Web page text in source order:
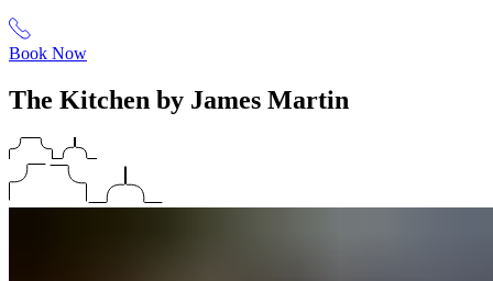
Book Now
The Kitchen by James Martin​​​​‌ ‍ ​‍​‍‌‍ ‌ ​‍‌‍‍‌‌‍‌ ‌‍‍‌‌‍ ‍​‍​‍​ ‍‍​‍​‍‌ ​ ‌‍​‌‌‍ ‍‌‍‍‌‌ ‌​‌ ‍‌​‍ ‍‌‍‍‌‌‍ ​‍​‍​‍ ​​‍​‍‌‍‍​‌ ​‍‌‍‌‌‌‍‌‍​‍​‍​ ‍‍​‍​‍‌‍‍​‌ ‌​‌ ‌​‌ ​​‌ ​ ​ ‍‍​‍ ​‍ ‌‍ ​​‍ ‌‌‍​‌‌‍ ‍‌‍‌​​‍ ‌‌ ​‍​‍ ‌‌‍‍​‌‍ ‌ ‌​‌‍‌‌‌‍ ​‌ ​ ​‍ ‌‌ ​ ‌ ‌​‌ ‌‌‌‍‌​‌‍‍‌‌‍ ​‍ ‍‌ ‌‍‌‍‌‌‌ ​‍‌‍​ ‌‍‌‌‌‍ ​​‍ ‍‌‍​‌‌ ​​‌ ​​​‍ ‌‍‍‌‌‍ ‍‌ ‌​‌‍‌‌‌‍ ‍‌ ‌​​‍ ‌‍‌‌‌‍‌​‌‍‍‌‌ ‌​​‍ ‌‍ ‌‌‍ ‌‍‌​‌‍‌‌​ ‌‌ ​​‌ ​‍‌‍‌‌‌ ​ ‌‍‌‌‌‍ ‍‌ ‌​‌‍​‌‌ ‌​‌‍‍‌‌‍ ‌‍ ‍​ ‍ ‌‍‍‌‌‍‌​​ ‌‌‍​‍​ ‍‌‌‍​‌​ ‌‍​ ‌‌​ ‌ ‌‍‌‌​ ‌‌​‍ ‌​ ​‍‌‍‌​​ ‌‌​ ‍‌​‍ ‌​ ‌​‌‍​‍‌‍​ ​ ​‍​‍ ‌​ ‍​​ ‍‌​ ​ ​ ‌ ​‍ ‌‌‍​‌‌‍​‌​ ‍​‌‍‌‍‌‍‌‍‌‍​‌​ ‍‌‌‍​ ​ ‌‌‌‍‌‌​ ‌ ‌‍​‌​ ‍ ‌ ‌​‌ ‍‌‌ ​​‌‍‌‌​ ‌‌‍‍​‌‍ ‌ ‌​‌‍‌‌‌‍ ​‌‌​ ‌‍‍‌‌ ‌​‌‍‌‌‌‌​​‌‍​‌‌‍‌ ‌‍‌‌​ ‍ ‌ ​​‌‍​‌‌ ‌​‌‍‍​​ ‌‌ ​​‌‍​‌‌‍‌ ‌‍‌‌‌​​‍‌ ‌‌‌‍‍‌‌‍ ​‌‍‌​‌‍‌‌‌ ​‍​‍‌‌​ ‌‌‌​​‍‌‌ ‌‍‍ ‌‍‌‌‌ ‍‌​‍‌‌​ ​ ‌​‌​​‍‌‌​ ​ ‌​‌​​‍‌‌​ ​‍​ ​‍​ ‌‌‌‍​‍​ ​‍‌‍‌‍‌‍​ ‌‍‌​​ ‌‌​ ‌‌‌‍‌‍​ ‌​‌‍‌‍‌‍​‍​‍‌‌​ ​‍​ ​‍​‍‌‌​ ‌‌‌​‌​​‍ ‍‌‍‍​‌‍‌‌‌‍​‌‌‍‌​‌‍‍‌‌‍ ‍‌‍‌ ​ ‌‍​‍‌‍​‌‌ ​ ‌‍‌‌‌‌‌‌‌ ​‍‌‍ ​​ ‌‌‍‍​‌ ‌​‌ ‌​‌ ​​‌ ​ ​‍‌‌​ ​ ‌​​‌​‍‌‌​ ​‍‌​‌‍​‍‌‌​ ​‍‌​‌‍‌‍ ​​‍ ‌‌‍​‌‌‍ ‍‌‍‌​​‍ ‌‌ ​‍​‍ ‌‌‍‍​‌‍ ‌ ‌​‌‍‌‌‌‍ ​‌ ​ ​‍ ‌‌ ​ ‌ ‌​‌ ‌‌‌‍‌​‌‍‍‌‌‍ ​‍ ‍‌ ‌‍‌‍‌‌‌ ​‍‌‍​ ‌‍‌‌‌‍ ​​‍ ‍‌‍​‌‌ ​​‌ ​​​‍‌‍‌‍‍‌‌‍‌​​ ‌‌‍​‍​ ‍‌‌‍​‌​ ‌‍​ ‌‌​ ‌ ‌‍‌‌​ ‌‌​‍ ‌​ ​‍‌‍‌​​ ‌‌​ ‍‌​‍ ‌​ ‌​‌‍​‍‌‍​ ​ ​‍​‍ ‌​ ‍​​ ‍‌​ ​ ​ ‌ ​‍ ‌‌‍​‌‌‍​‌​ ‍​‌‍‌‍‌‍‌‍‌‍​‌​ ‍‌‌‍​ ​ ‌‌‌‍‌‌​ ‌ ‌‍​‌​‍‌‍‌ ‌​‌ ‍‌‌ ​​‌‍‌‌​ ‌‌‍‍​‌‍ ‌ ‌​‌‍‌‌‌‍ ​‌‌​ ‌‍‍‌‌ ‌​‌‍‌‌‌‌​​‌‍​‌‌‍‌ ‌‍‌‌​‍‌‍‌ ​​‌‍​‌‌ ‌​‌‍‍​​ ‌‌ ​​‌‍​‌‌‍‌ ‌‍‌‌‌​​‍‌ ‌‌‌‍‍‌‌‍ ​‌‍‌​‌‍‌‌‌ ​‍​‍‌‌​ ‌‌‌​​‍‌‌ ‌‍‍ ‌‍‌‌‌ ‍‌​‍‌‌​ ​ ‌​‌​​‍‌‌​ ​ ‌​‌​​‍‌‌​ ​‍​ ​‍​ ‌‌‌‍​‍​ ​‍‌‍‌‍‌‍​ ‌‍‌​​ ‌‌​ ‌‌‌‍‌‍​ ‌​‌‍‌‍‌‍​‍​‍‌‌​ ​‍​ ​‍​‍‌‌​ ‌‌‌​‌​​‍ ‍‌‍‍​‌‍‌‌‌‍​‌‌‍‌​‌‍‍‌‌‍ ‍‌‍‌ ​‍‌‍‌ ​​‌‍‌‌‌ ​‍‌ ​ ‌ ​​‌‍‌‌‌‍​ ‌ ‌​‌‍‍‌‌ ‌‍‌‍‌‌​ ‌‌ ​​‌ ‌‌‌‍​‍‌‍ ​‌‍‍‌‌ ​ ‌‍‍​‌‍‌‌‌‍‌​​‍​‍‌ ‌